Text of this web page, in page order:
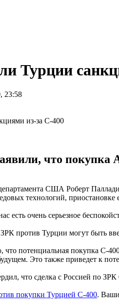
Турции
23:58
что покупка
США Роберт
технологий,
есть очень серьезное
ЗРК против Турции могут быть
потенциальная покупка С-
Это также приведет к
что сделка с Россией по
покупки Турцией С-400.